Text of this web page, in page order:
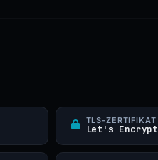
TLS-ZERTIFIKAT
Let's Encrypt